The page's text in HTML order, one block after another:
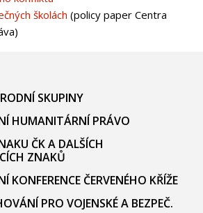
školách (policy paper Centra
SKUPINY
HUMANITÁRNÍ PRÁVO
ČK A DALŠÍCH
ZNAKŮ
KONFERENCE ČERVENÉHO KŘÍŽE
PRO VOJENSKÉ A BEZPEČ.